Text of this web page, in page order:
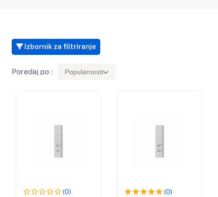
Izbornik za filtriranje
Poredaj po : Popularnosti
(0) (0)